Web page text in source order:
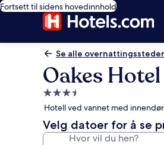
Fortsett til sidens hovedinnhold
Se alle overnattingssteder
Oakes
Overnattingssted
med
3.5
stjerner
Hotell ved vannet med
Velg datoer for å se
Hvor vil du hen?